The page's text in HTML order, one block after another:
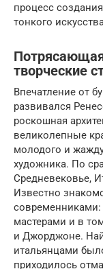
процесс
тонкого
творческие
Впечатление от
развивался
роскошная
великолепные
молодого и
художника. По
Средневековье,
Известно
современниками:
мастерами и в
и Джорджоне.
итальянцами
приходилось